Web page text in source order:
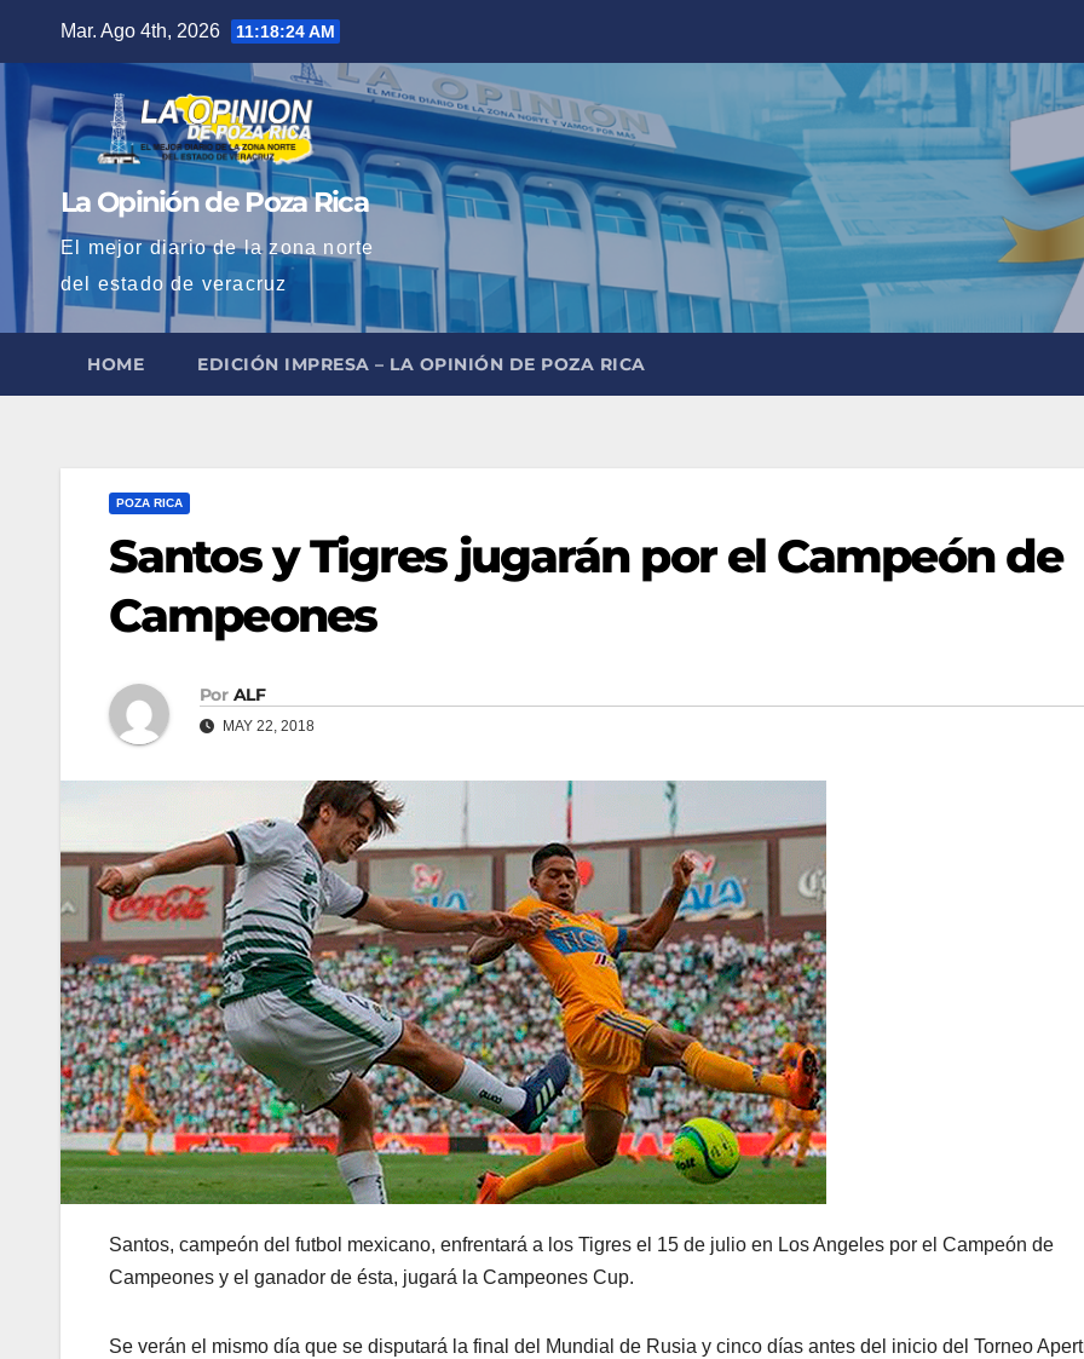
contenido
Mar. Ago 4th, 2026 11:18:25 AM
La Opinión de Poza Rica
El mejor diario de la zona norte
del estado de veracruz
HOME EDICIÓN IMPRESA – LA OPINIÓN DE POZA RICA
POZA RICA
Santos y Tigres jugarán por el Campeón de
Campeones
Por ALF
MAY 22, 2018
Santos, campeón del futbol mexicano, enfrentará a los Tigres el 15 de julio en Los Angeles por el Campeón de
Campeones y el ganador de ésta, jugará la Campeones Cup.
Se verán el mismo día que se disputará la final del Mundial de Rusia y cinco días antes del inicio del Torneo